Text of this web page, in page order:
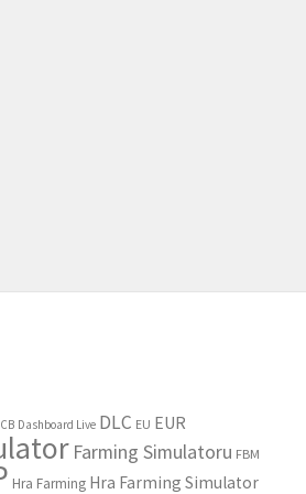
CB Dashboard Live DLC EU EUR
Farming Simulatoru FBM
Hra Farming Hra Farming Simulator